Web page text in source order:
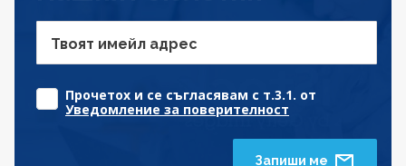
Твоят имейл адрес
Прочетох и се съгласявам с т.3.1. от
Уведомление за поверителност
Запиши ме